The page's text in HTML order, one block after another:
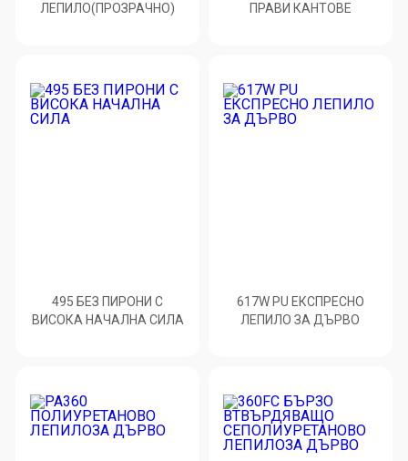
ЛЕПИЛО(ПРОЗРАЧНО)
ПРАВИ КАНТОВЕ
495 БЕЗ ПИРОНИ С
ВИСОКА НАЧАЛНА СИЛА
617W PU ЕКСПРЕСНО
ЛЕПИЛО ЗА ДЪРВО